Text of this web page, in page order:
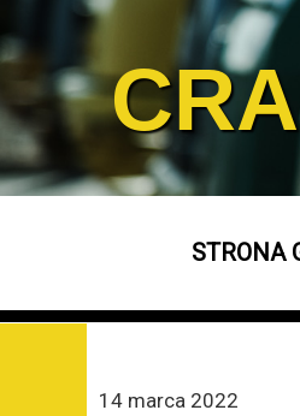
STRONA
14 marca 2022